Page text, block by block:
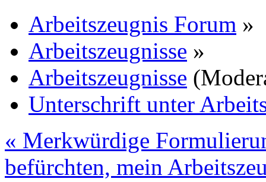
Arbeitszeugnis Forum »
Arbeitszeugnisse »
Arbeitszeugnisse
Unterschrift unter
« Merkwürdige
befürchten, mein